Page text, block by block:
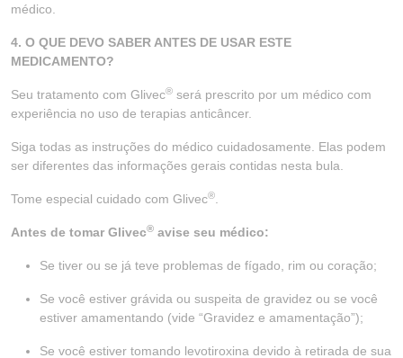
médico.
4. O QUE DEVO SABER ANTES DE USAR ESTE
MEDICAMENTO?
Seu tratamento com Glivec® será prescrito por um médico com
experiência no uso de terapias anticâncer.
Siga todas as instruções do médico cuidadosamente. Elas podem
ser diferentes das informações gerais contidas nesta bula.
Tome especial cuidado com Glivec®
Antes de tomar Glivec® avise seu médico:
Se tiver ou se já teve problemas de fígado, rim ou coração;
Se você estiver grávida ou suspeita de gravidez ou se você
estiver amamentando (vide “Gravidez e amamentação”);
Se você estiver tomando levotiroxina devido à retirada de sua